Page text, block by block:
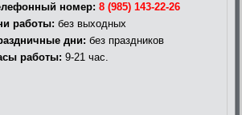
номер: 8 (985) 143-22-26
работы: без выходных
дни: без праздников
работы: 9-21 час.